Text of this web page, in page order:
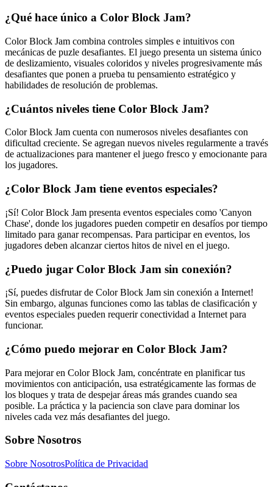
¿Qué hace único a Color Block Jam?
Color Block Jam combina controles simples e intuitivos con
mecánicas de puzle desafiantes. El juego presenta un sistema único
de deslizamiento, visuales coloridos y niveles progresivamente más
desafiantes que ponen a prueba tu pensamiento estratégico y
habilidades de resolución de problemas.
¿Cuántos niveles tiene Color Block Jam?
Color Block Jam cuenta con numerosos niveles desafiantes con
dificultad creciente. Se agregan nuevos niveles regularmente a través
de actualizaciones para mantener el juego fresco y emocionante para
los jugadores.
¿Color Block Jam tiene eventos especiales?
¡Sí! Color Block Jam presenta eventos especiales como 'Canyon
Chase', donde los jugadores pueden competir en desafíos por tiempo
limitado para ganar recompensas. Para participar en eventos, los
jugadores deben alcanzar ciertos hitos de nivel en el juego.
¿Puedo jugar Color Block Jam sin conexión?
¡Sí, puedes disfrutar de Color Block Jam sin conexión a Internet!
Sin embargo, algunas funciones como las tablas de clasificación y
eventos especiales pueden requerir conectividad a Internet para
funcionar.
¿Cómo puedo mejorar en Color Block Jam?
Para mejorar en Color Block Jam, concéntrate en planificar tus
movimientos con anticipación, usa estratégicamente las formas de
los bloques y trata de despejar áreas más grandes cuando sea
posible. La práctica y la paciencia son clave para dominar los
niveles cada vez más desafiantes del juego.
Sobre Nosotros
Sobre NosotrosPolítica de Privacidad